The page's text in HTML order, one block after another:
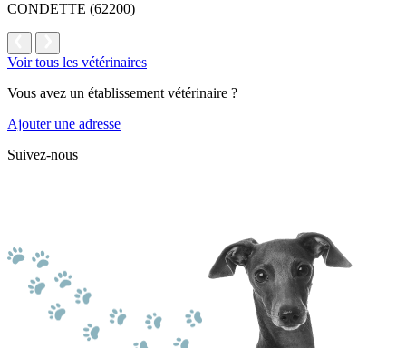
CONDETTE (62200)
Voir tous les vétérinaires
Vous avez un établissement vétérinaire ?
Ajouter une adresse
Suivez-nous